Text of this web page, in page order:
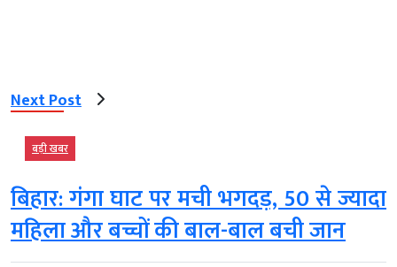
Next Post
बड़ी खबर
बिहार: गंगा घाट पर मची भगदड़, 50 से ज्यादा
महिला और बच्चों की बाल-बाल बची जान